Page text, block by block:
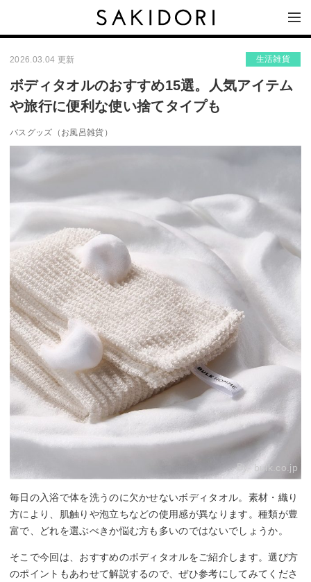
2026.03.04 更新 生活雑貨
ボディタオルのおすすめ15選。人気アイテム
や旅行に便利な使い捨てタイプも
バスグッズ（お風呂雑貨）
By: bulk.co.jp
毎日の入浴で体を洗うのに欠かせないボディタオル。素材・織り
方により、肌触りや泡立ちなどの使用感が異なります。種類が豊
富で、どれを選ぶべきか悩む方も多いのではないでしょうか。
そこで今回は、おすすめのボディタオルをご紹介します。選び方
のポイントもあわせて解説するので、ぜひ参考にしてみてくださ